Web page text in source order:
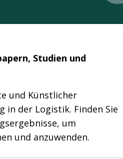
Studien und
und Künstlicher
in der Logistik. Finden Sie
um
und anzuwenden.